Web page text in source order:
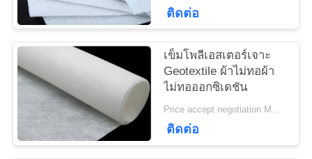
แผนผัง
เว็บไซต์
PRIVACY
POLICY
ติดต่อ
เข็มโพลีเอสเตอร์เจาะ
Geotextile ผ้าไม่ทอผ้า
ไม่ทอออกซิเดชัน
Price accept negotiation MOQ:100sq.m
ติดต่อ